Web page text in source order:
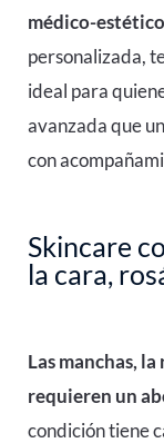
médico-
personalizada,
ideal para
avanzada que
con
Skincare
la cara,
Las manchas,
requieren un
condición tiene